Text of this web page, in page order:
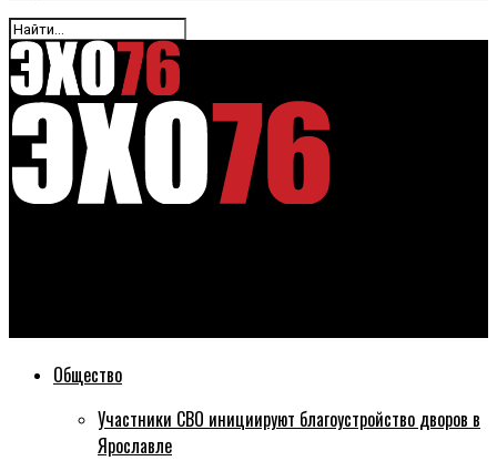
Общество
Участники СВО инициируют благоустройство дворов в
Ярославле